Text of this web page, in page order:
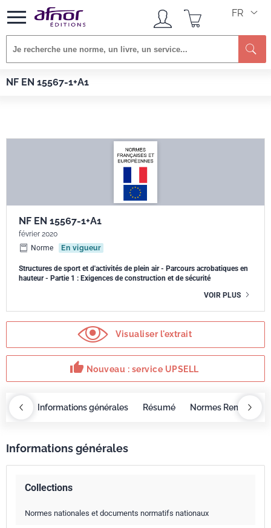
FR
NF EN 15567-1+A1
Afnor EDITIONS Normes
NF EN 15567-1+A1
février 2020
Norme
En vigueur
Structures de sport et d'activités de plein air - Parcours acrobatiques en
hauteur - Partie 1 : Exigences de construction et de sécurité
VOIR PLUS
Visualiser l'extrait
thumb_up Nouveau : service UPSELL
Informations générales Résumé Normes
Informations générales
Collections
Normes nationales et documents normatifs nationaux